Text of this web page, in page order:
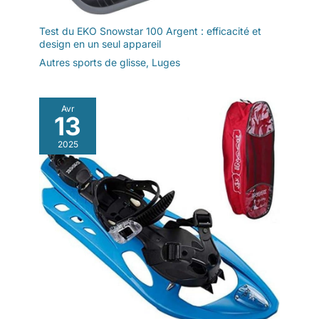
bonheur et créer de merveilleux
Test du EKO Snowstar 100 Argent : efficacité et
design en un seul appareil
Autres sports de glisse, Luges
Avr
13
2025